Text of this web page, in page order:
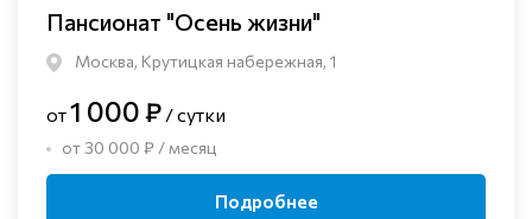
Пансионат "Осень жизни"
Москва, Крутицкая набережная, 1
от1 000 ₽ / сутки
от 30 000 ₽ / месяц
Подробнее